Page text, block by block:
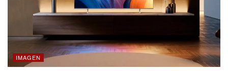
IMAGEN